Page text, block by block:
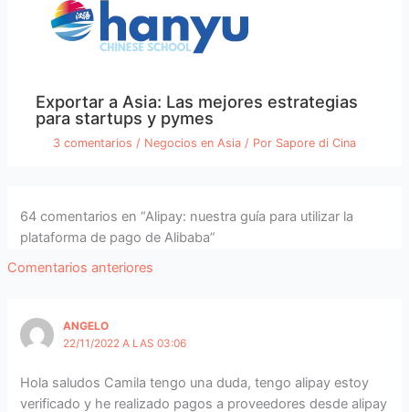
Exportar a Asia: Las mejores estrategias
para startups y pymes
3 comentarios / Negocios en Asia / Por Sapore di Cina
64 comentarios en “Alipay: nuestra guía para utilizar la
plataforma de pago de Alibaba”
Comentarios
Comentarios anteriores
ANGELO
22/11/2022 A LAS 03:06
Hola saludos Camila tengo una duda, tengo alipay estoy
verificado y he realizado pagos a proveedores desde alipay